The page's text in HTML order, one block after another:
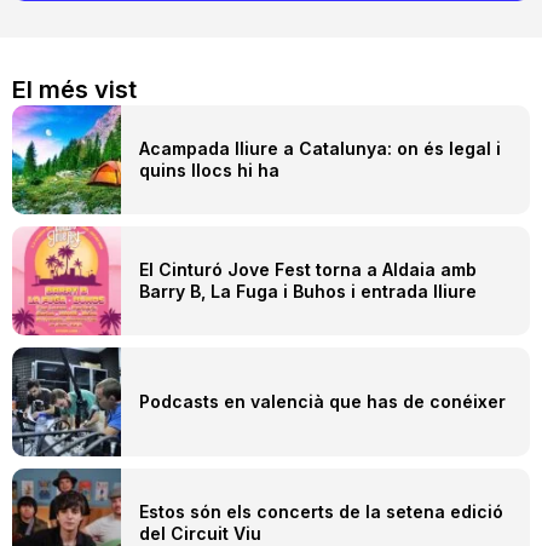
El més vist
Acampada lliure a Catalunya: on és legal i
quins llocs hi ha
El Cinturó Jove Fest torna a Aldaia amb
Barry B, La Fuga i Buhos i entrada lliure
Podcasts en valencià que has de conéixer
Estos són els concerts de la setena edició
del Circuit Viu